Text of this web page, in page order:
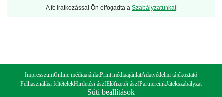
A feliratkozással Ön elfogadta a Szabályzatunkat
ImpresszumOnline médiaajánlatPrint médiaajánlatAdatvédelmi tájékoztató
Felhasználási feltételekHirdetési ászfElőfizetői ászfPartnereinkJátékszabályzat
Süti beállítások